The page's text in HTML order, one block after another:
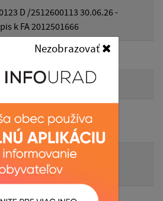
Nezobrazovať
Reset
D /2512600113 30.06.26 -
k FA 2012501666